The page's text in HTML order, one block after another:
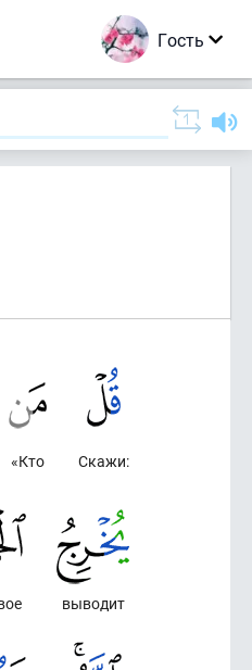
Гость
Скажи:
«Кто
выводит